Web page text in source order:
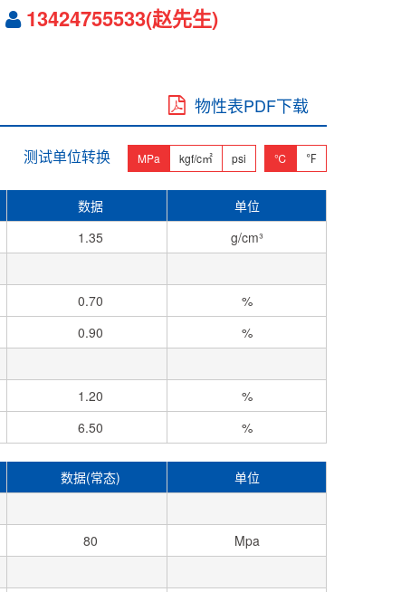
13424755533(赵先生)
物性表PDF下载
测试单位转换 MPa kgf/c㎡ psi ℃ ℉
数据
单位
1.35
g/cm³
0.70
%
0.90
%
1.20
%
6.50 %
数据(常态)
单位
80
Mpa